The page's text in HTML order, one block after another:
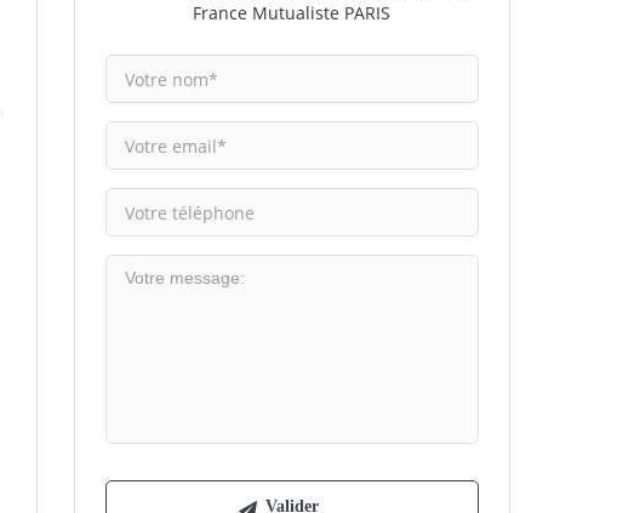
France Mutualiste PARIS